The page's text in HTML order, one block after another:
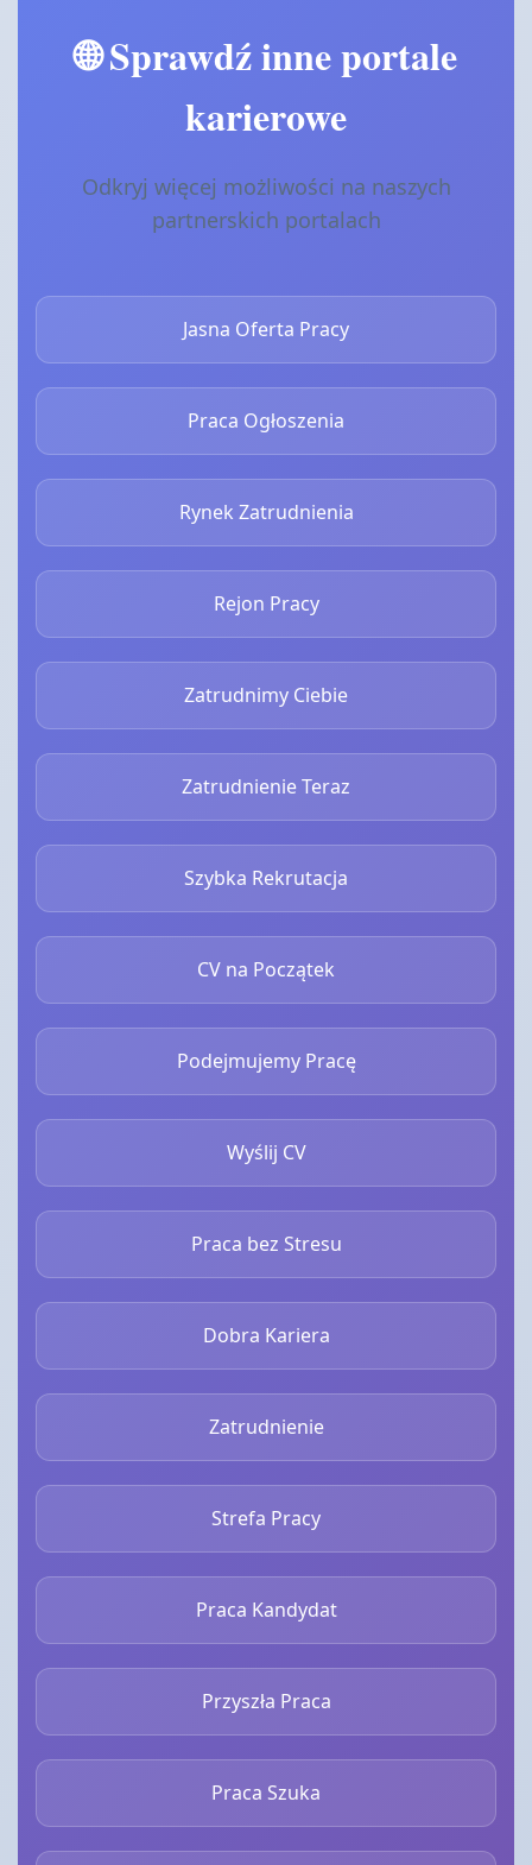
🌐 Sprawdź inne portale
karierowe
Odkryj więcej możliwości na naszych
partnerskich portalach
Jasna Oferta Pracy
Praca Ogłoszenia
Rynek Zatrudnienia
Rejon Pracy
Zatrudnimy Ciebie
Zatrudnienie Teraz
Szybka Rekrutacja
CV na Początek
Podejmujemy Pracę
Wyślij CV
Praca bez Stresu
Dobra Kariera
Zatrudnienie
Strefa Pracy
Praca Kandydat
Przyszła Praca
Praca Szuka